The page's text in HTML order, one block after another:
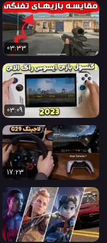
03:33
03:09
17:23